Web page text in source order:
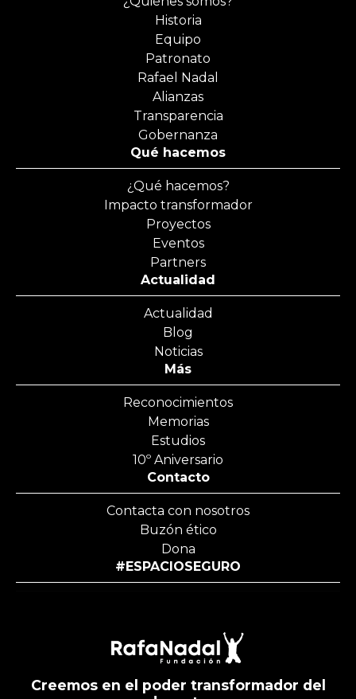
Historia
Equipo
Patronato
Rafael Nadal
Alianzas
Transparencia
Gobernanza
Qué hacemos
¿Qué hacemos?
Impacto transformador
Proyectos
Eventos
Partners
Actualidad
Actualidad
Blog
Noticias
Más
Reconocimientos
Memorias
Estudios
10º Aniversario
Contacto
Contacta con nosotros
Buzón ético
Dona
#ESPACIOSEGURO
Creemos en el poder transformador del